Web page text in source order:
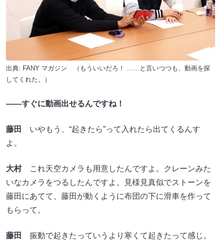
出典: FANY マガジン （もういいだろ！ ……と言いつつも、動画を探
してくれた。）
――すぐに動画出せるんですね！
藤田
いやもう、“起きたら”って入れたら出てくるんす
よ。
大村これ天空カメラも用意したんですよ。クレーンみた
いなカメラをつるしたんですよ。見様見真似でストーンを
藤田にあてて、藤田が動くように布団の下に滑車を作って
もらって。
藤田 振動で起きたっていうより寒くて起きたって感じ。